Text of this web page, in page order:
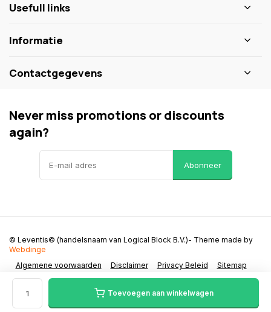
Toevoegen aan winkelwagen
Usefull links
Informatie
Contactgegevens
Never miss promotions or discounts
again?
Abonneer
Algemene voorwaarden Disclaimer Privacy Beleid Sitemap
© Leventis© (handelsnaam van Logical Block B.V.)- Theme made by
Webdinge